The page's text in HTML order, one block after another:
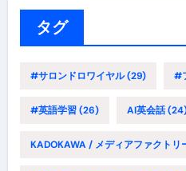
タグ
#サロンドロワイヤル(29) #
#英語学習(26) AI英会話
KADOKAWA / メディアファクトリ